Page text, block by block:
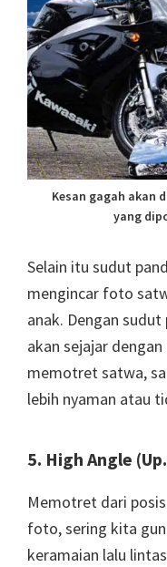
Kesan gagah akan
yang
Selain itu sudut
mengincar foto
anak. Dengan
akan sejajar
memotret satwa,
lebih nyaman atau
5. High Angle
Memotret dari
foto, sering kita
keramaian lalu